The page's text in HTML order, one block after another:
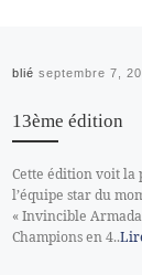
Publié septembre 7,
13ème édition
Cette édition voit la
l’équipe star du
« Invincible
Champions en 4..